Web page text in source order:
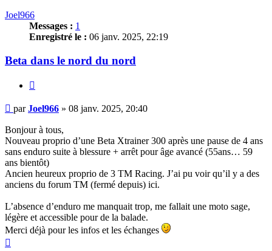
Joel966
Messages : 1
Enregistré le : 06 janv. 2025, 22:19
Beta dans le nord du nord
Message
parJoel966 » 08 janv. 2025, 20:40
Bonjour à tous,
Nouveau proprio d’une Beta Xtrainer 300 après une pause de 4 ans
sans enduro suite à blessure + arrêt pour âge avancé (55ans… 59
ans bientôt)
Ancien heureux proprio de 3 TM Racing. J’ai pu voir qu’il y a des
anciens du forum TM (fermé depuis) ici.
L’absence d’enduro me manquait trop, me fallait une moto sage,
légère et accessible pour de la balade.
Merci déjà pour les infos et les échanges